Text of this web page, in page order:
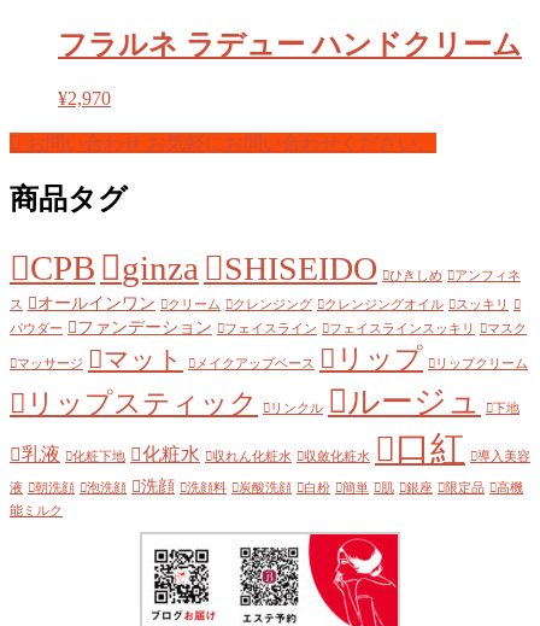
フラルネ ラデュー ハンドクリーム
¥2,970
お問い合わせ お気軽にお問い合わせください。
商品タグ
CPB ginza SHISEIDO ひきしめ アンフィネ
ス オールインワン クリーム クレンジング クレンジングオイル
スッキリ
パウダー
ファンデーション フェイスライン フェイスラインスッキリ マスク
マッサージ マット メイクアップベース リップ リップクリーム
リップスティック リンクル ルージュ 下地
乳液 化粧下地 化粧水 収れん化粧水 収斂化粧水 口紅 導入美容
液 朝洗顔 泡洗顔 洗顔 洗顔料 炭酸洗顔 白粉 簡単 肌 銀座 限定品
高機
能ミルク